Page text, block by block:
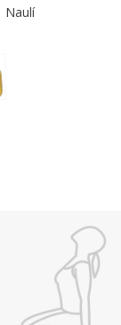
Naulí